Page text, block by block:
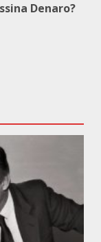
Denaro?